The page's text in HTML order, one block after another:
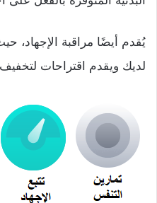
يُقدم أيضًا مراقبة الإجهاد،
لديك ويقدم اقتراحات لتخفيف